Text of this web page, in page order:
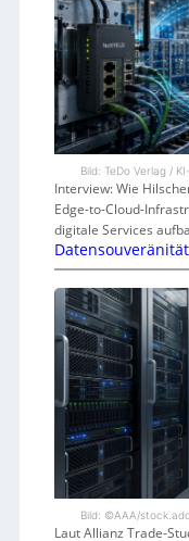
Bild: TeDo Verlag /
Interview: Wie
Edge-to-Cloud-
digitale Services
Bild: ©AAA/
Laut Allianz Trade-